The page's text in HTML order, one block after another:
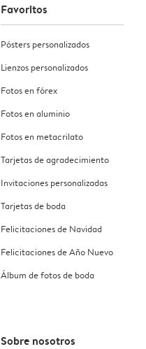
Favoritos
Pósters personalizados
Lienzos personalizados
Fotos en fórex
Fotos en aluminio
Fotos en metacrilato
Tarjetas de agradecimiento
Invitaciones personalizadas
Tarjetas de boda
Felicitaciones de Navidad
Felicitaciones de Año Nuevo
Álbum de fotos de boda
Sobre nosotros